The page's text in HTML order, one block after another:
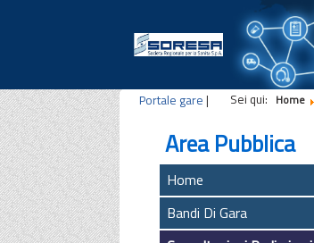
Portale gare | Sei qui: Home
Area Pubblica
Home
Bandi Di Gara